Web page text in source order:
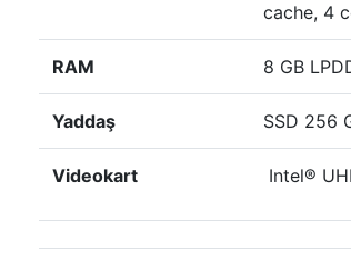
cache, 4
RAM 8 GB
Yaddaş SSD 256
Videokart Intel®